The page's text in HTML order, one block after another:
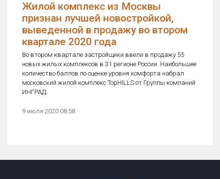
Жилой комплекс из Москвы
признан лучшей новостройкой,
выведенной в продажу во втором
квартале 2020 года
Во втором квартале застройщики ввели в продажу 55
новых жилых комплексов в 31 регионе России. Наибольшее
количество баллов по оценке уровня комфорта набрал
московский жилой комплекс TopHILLS от Группы компаний
ИНГРАД.
9 июля 2020 08:58